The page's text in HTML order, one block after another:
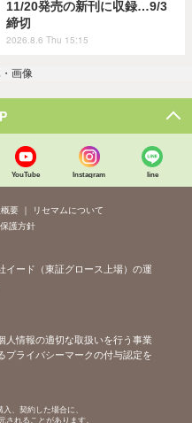
11/20発売の新刊に収録…9/3
締切
2026.8.6 Thu 15:15
画像
YouTube Instagram line
要
リセマムについて
護方針
イード（東証グロース上場）の運
人情報の適切な取扱いを行う事業
プライバシーマークの付与認定を
、契約した場合に、
されることがあります。